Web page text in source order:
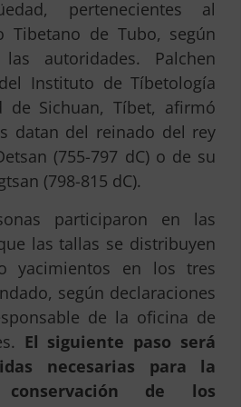
pertenecientes al
Tibetano de Tubo, según
autoridades. Palchen
Instituto de Tíbetología
de Sichuan, Tíbet, afirmó
datan del reinado del rey
(755-797 dC) o de su
(798-815 dC).
participaron en las
las tallas se distribuyen
yacimientos en los tres
según declaraciones
de la oficina de
El siguiente paso será
necesarias para la
de los